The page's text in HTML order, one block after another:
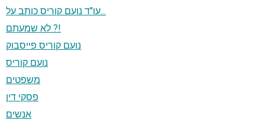
עו"ד נועם קוריס כותב על...
לא שמעתם ?!
נועם קוריס פייסבוק
נועם קוריס
משפטים
פסקי דין
אנשים